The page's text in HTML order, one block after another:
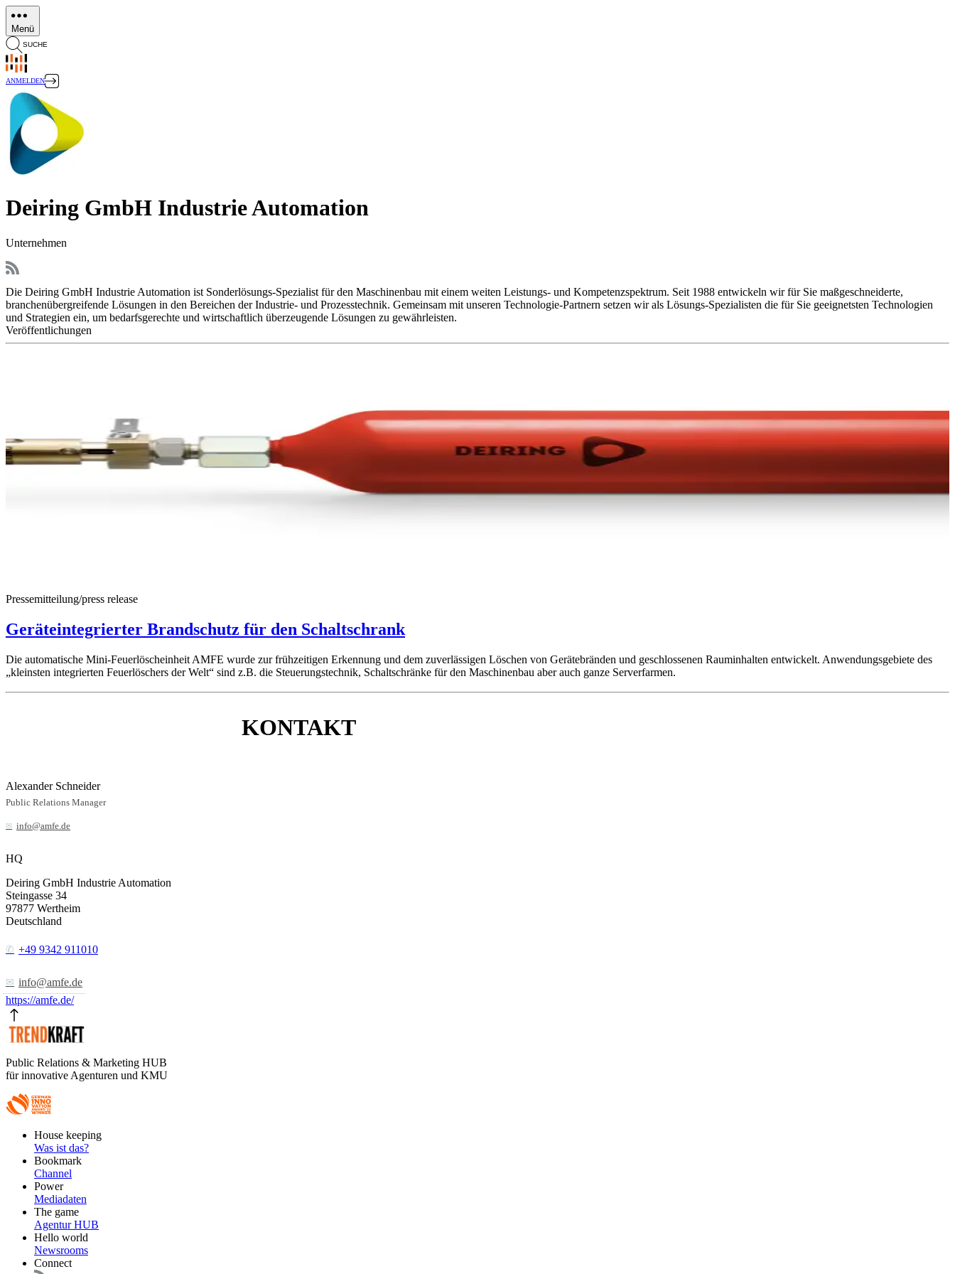
Direkt
zum
Inhalt
Menü
SUCHE
ANMELDEN
Deiring GmbH Industrie Automation
Unternehmen
Die Deiring GmbH Industrie Automation ist Sonderlösungs-Spezialist für den Maschinenbau mit einem weiten Leistungs- und Kompetenzspektrum. Seit 1988 entwickeln wir für Sie maßgeschneiderte,
branchenübergreifende Lösungen in den Bereichen der Industrie- und Prozesstechnik. Gemeinsam mit unseren Technologie-Partnern setzen wir als Lösungs-Spezialisten die für Sie geeignetsten Technologien
und Strategien ein, um bedarfsgerechte und wirtschaftlich überzeugende Lösungen zu gewährleisten.
Veröffentlichungen
Pressemitteilung/press release
Geräteintegrierter Brandschutz für den Schaltschrank
Die automatische Mini-Feuerlöscheinheit AMFE wurde zur frühzeitigen Erkennung und dem zuverlässigen Löschen von Gerätebränden und geschlossenen Rauminhalten entwickelt. Anwendungsgebiete des
„kleinsten integrierten Feuerlöschers der Welt“ sind z.B. die Steuerungstechnik, Schaltschränke für den Maschinenbau aber auch ganze Serverfarmen.
KONTAKT
Alexander Schneider
Public Relations Manager
info@amfe.de
HQ
Deiring GmbH Industrie Automation
Steingasse 34
97877 Wertheim
Deutschland
+49 9342 911010
info@amfe.de
https://amfe.de/
Public Relations & Marketing HUB
für innovative Agenturen und KMU
FooterHouse keeping
Was ist das?
Bookmark
Channel
Power
Mediadaten
The game
Agentur HUB
Hello world
Newsrooms
Connect